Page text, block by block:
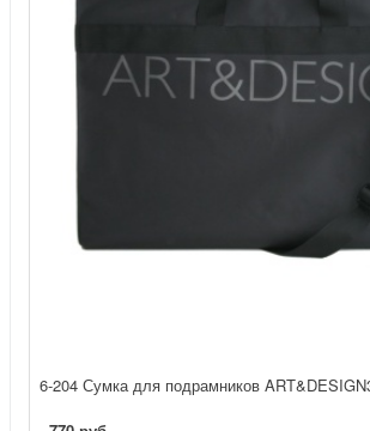
6-204 Сумка для подрамников